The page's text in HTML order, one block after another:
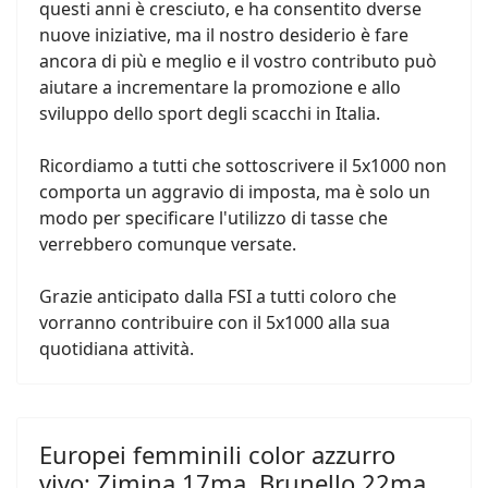
questi anni è cresciuto, e ha consentito dverse
nuove iniziative, ma il nostro desiderio è fare
ancora di più e meglio e il vostro contributo può
aiutare a incrementare la promozione e allo
sviluppo dello sport degli scacchi in Italia.
Ricordiamo a tutti che sottoscrivere il 5x1000 non
comporta un aggravio di imposta, ma è solo un
modo per specificare l'utilizzo di tasse che
verrebbero comunque versate.
Grazie anticipato dalla FSI a tutti coloro che
vorranno contribuire con il 5x1000 alla sua
quotidiana attività.
Europei femminili color azzurro